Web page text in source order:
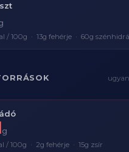
/ 100g · 13g fehérje · 60g
g
/ 100g · 2g fehérje · 15g zsír